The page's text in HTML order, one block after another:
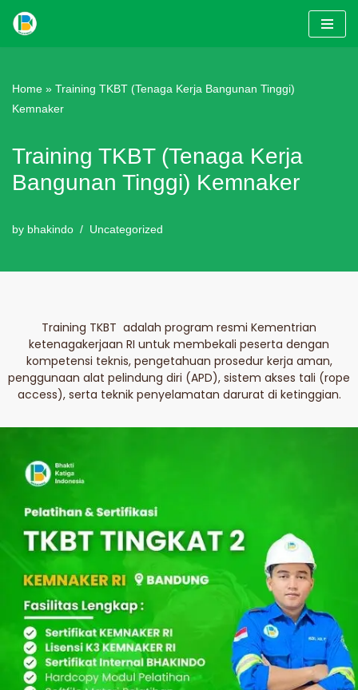
content
Home » Training TKBT (Tenaga Kerja Bangunan Tinggi)
Kemnaker
Training TKBT (Tenaga Kerja
Bangunan Tinggi) Kemnaker
by bhakindo Uncategorized
Training TKBT adalah program resmi Kementrian
ketenagakerjaan RI untuk membekali peserta dengan
kompetensi teknis, pengetahuan prosedur kerja aman,
penggunaan alat pelindung diri (APD), sistem akses tali (rope
access), serta teknik penyelamatan darurat di ketinggian.